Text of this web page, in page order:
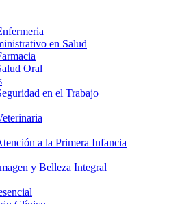
en Salud
Oral
en el Trabajo
a la Primera Infancia
y Belleza Integral